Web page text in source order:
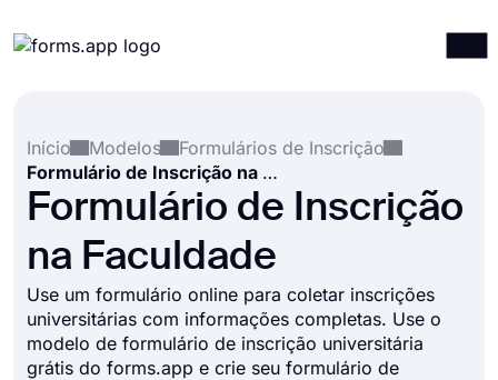
Integrações
Modelos
Recursos
Início
Modelos
Formulários de Inscrição
Formulário de Inscrição na Faculdade
Formulário de Inscrição
na Faculdade
Use um formulário online para coletar inscrições
universitárias com informações completas. Use o
modelo de formulário de inscrição universitária
grátis do forms.app e crie seu formulário de